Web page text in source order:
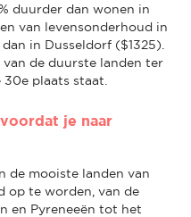
duurder dan wonen in
van levensonderhoud in
in Dusseldorf ($1325).
van de duurste landen ter
plaats staat.
je naar
de mooiste landen van
op te worden, van de
en Pyreneeën tot het